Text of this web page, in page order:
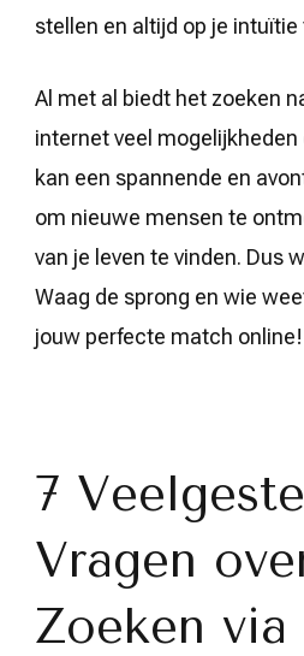
stellen en altijd op je
Al met al biedt het zoeken
internet veel mogelijkheden
kan een spannende en
om nieuwe mensen te
van je leven te vinden. Dus
Waag de sprong en wie
jouw perfecte match online!
7
Vragen
Zoeken via